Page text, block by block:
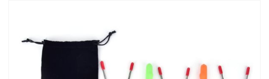
galérie
obrázkov